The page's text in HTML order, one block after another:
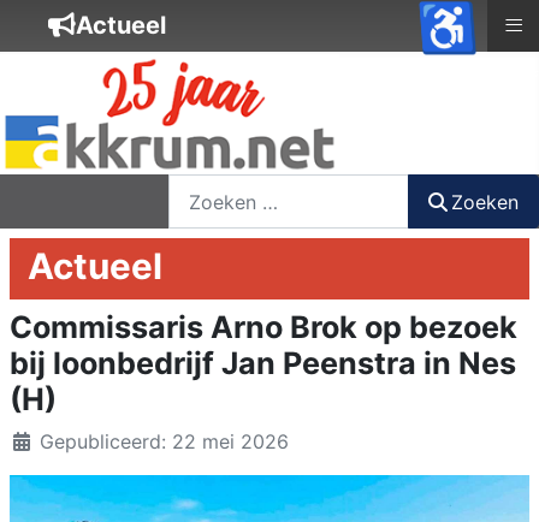
Zoeken
Actueel
Commissaris Arno Brok op bezoek
bij loonbedrijf Jan Peenstra in Nes
(H)
DetailsGepubliceerd: 22 mei 2026
Actueel ≡
♿